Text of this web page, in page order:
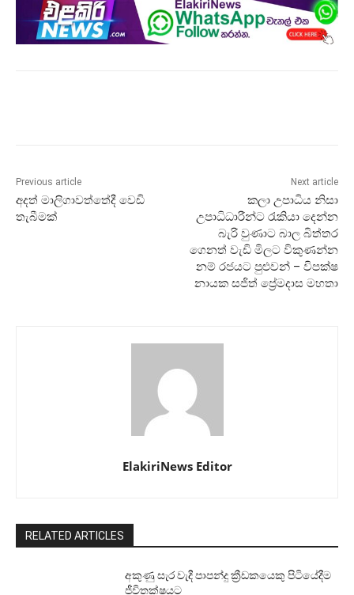
Previous article
අදත් මාලිගාවත්තේදී වෙඩි
තැබීමක්
Next article
කලා උපාධිය නිසා
උපාධිධාරීන්ට රැකියා දෙන්න
බැරි වුණාට බාල බිත්තර
ගෙනත් වැඩි මිලට විකුණන්න
නම් රජයට පුළුවන් – විපක්ෂ
නායක සජිත් ප්‍රේමදාස මහතා
ElakiriNews Editor
RELATED ARTICLES
අකුණු සැර වැදී පාපන්දු ක්‍රීඩකයෙකු පිටියේදීම
ජීවිතක්ෂයට